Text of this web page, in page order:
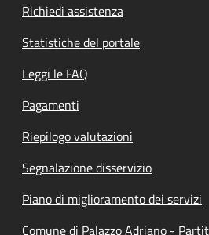
Richiedi assistenza
Statistiche del portale
Leggi le FAQ
Pagamenti
Riepilogo valutazioni
Segnalazione disservizio
Piano di miglioramento dei servizi
Comune di Palazzo Adriano -